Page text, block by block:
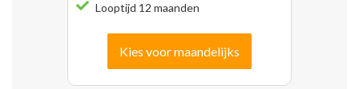
Looptijd 12 maanden
Kies voor maandelijks